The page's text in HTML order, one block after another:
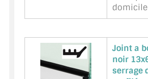
Joint a
noir
serrage